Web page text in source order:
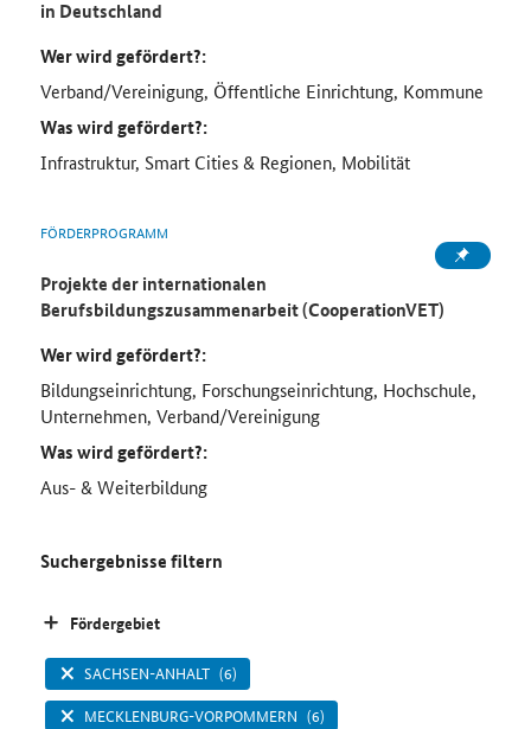
in Deutschland
Wer wird gefördert?:
Verband/Vereinigung, Öffentliche Einrichtung, Kommune
Was wird gefördert?:
Infrastruktur, Smart Cities & Regionen, Mobilität
FÖRDERPROGRAMM
Projekte der internationalen
Berufsbildungszusammenarbeit (CooperationVET)
Wer wird gefördert?:
Bildungseinrichtung, Forschungseinrichtung, Hochschule,
Unternehmen, Verband/Vereinigung
Was wird gefördert?:
Aus- & Weiterbildung
Suchergebnisse filtern
Fördergebiet
SACHSEN-ANHALT (6)
MECKLENBURG-VORPOMMERN (6)